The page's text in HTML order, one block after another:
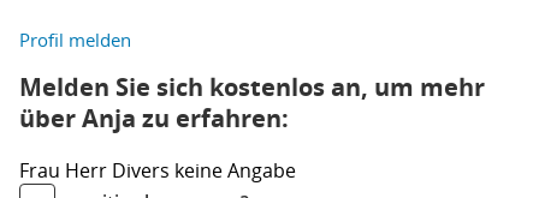
Profil melden
Melden Sie sich kostenlos an, um mehr
über Anja zu erfahren:
Frau Herr Divers keine Angabe